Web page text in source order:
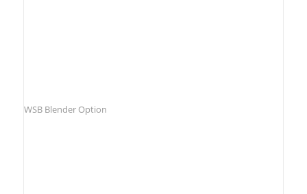
WSB Blender Option